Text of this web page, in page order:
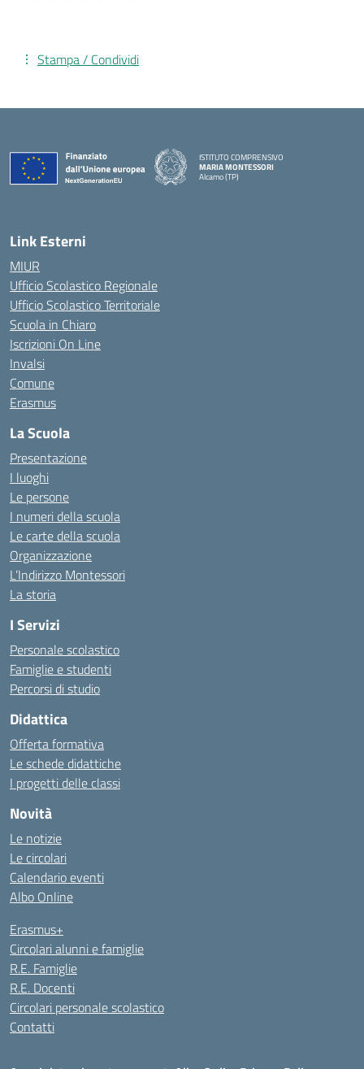
Stampa / Condividi
ISTITUTO COMPRENSIVO
MARIA MONTESSORI
Alcamo (TP)
Link Esterni
MIUR
Ufficio Scolastico Regionale
Ufficio Scolastico Territoriale
Scuola in Chiaro
Iscrizioni On Line
Invalsi
Comune
Erasmus
La Scuola
Presentazione
I luoghi
Le persone
I numeri della scuola
Le carte della scuola
Organizzazione
L’Indirizzo Montessori
La storia
I Servizi
Personale scolastico
Famiglie e studenti
Percorsi di studio
Didattica
Offerta formativa
Le schede didattiche
I progetti delle classi
Novità
Le notizie
Le circolari
Calendario eventi
Albo Online
Erasmus+
Circolari alunni e famiglie
R.E. Famiglie
R.E. Docenti
Circolari personale scolastico
Contatti